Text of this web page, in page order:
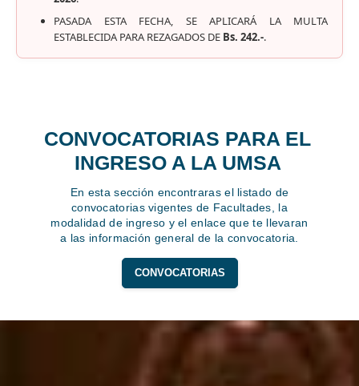
PASADA ESTA FECHA, SE APLICARÁ LA MULTA
ESTABLECIDA PARA REZAGADOS DE Bs. 242.-.
CONVOCATORIAS PARA EL
INGRESO A LA UMSA
En esta sección encontraras el listado de
convocatorias vigentes de Facultades, la
modalidad de ingreso y el enlace que te llevaran
a las información general de la convocatoria.
CONVOCATORIAS